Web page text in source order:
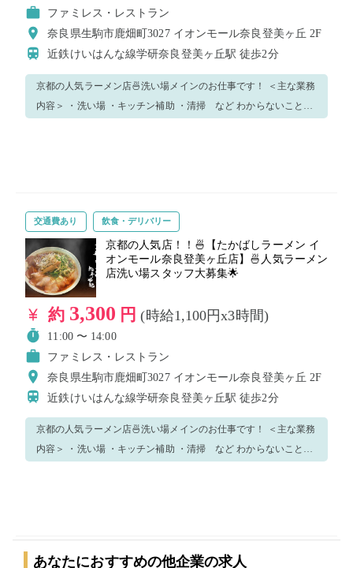
ファミレス・レストラン
奈良県生駒市鹿畑町3027 イオンモール奈良登美ヶ丘 2F
近鉄けいはんな線学研奈良登美ヶ丘駅徒歩2分
京都の人気ラーメン店🍜洗い場メインのお仕事です！ ＜主な業務
内容＞ ・洗い場 ・キッチン補助 ・清掃 など わからないことが
理を扱うため清潔感のある服装・格好ができる方！ ※制服が通常
のS〜L以外になる方のみ事前にご連絡くださいませ！
交通費あり 飲食・デリバリー
京都の人気店！！🍜【たかばしラーメン イ
オンモール奈良登美ヶ丘店】🍜人気ラーメン
店洗い場スタッフ大募集🌟
約 3,300 円(時給1,100円x3時間)
11:00 〜 14:00
ファミレス・レストラン
奈良県生駒市鹿畑町3027 イオンモール奈良登美ヶ丘 2F
近鉄けいはんな線学研奈良登美ヶ丘駅徒歩2分
京都の人気ラーメン店🍜洗い場メインのお仕事です！ ＜主な業務
内容＞ ・洗い場 ・キッチン補助 ・清掃 など わからないことが
あなたにおすすめの他企業の求人